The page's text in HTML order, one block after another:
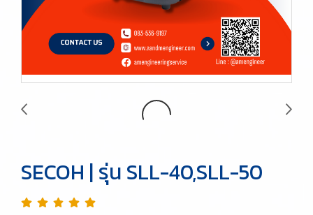
SECOH | รุ่น SLL-40,SLL-50